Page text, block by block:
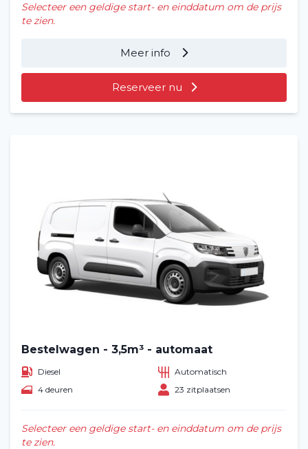
Selecteer een geldige start- en einddatum om de prijs
te zien.
Meer info
Reserveer nu
Bestelwagen - 3,5m³ - automaat
Diesel
Automatisch
4 deuren
23 zitplaatsen
Selecteer een geldige start- en einddatum om de prijs
te zien.